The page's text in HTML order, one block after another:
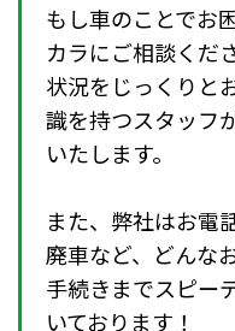
もし車のことでお
カラにご相談くだ
状況をじっくりと
識を持つスタッフ
いたします。
また、弊社はお電
廃車など、どんな
手続きまでスピー
いております！